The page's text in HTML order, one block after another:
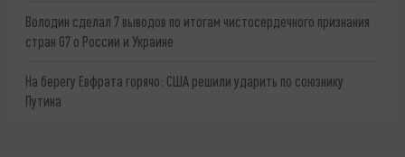
Володин сделал 7 выводов по итогам чистосердечного признания
стран G7 о России и Украине
На берегу Евфрата горячо: США решили ударить по союзнику
Путина